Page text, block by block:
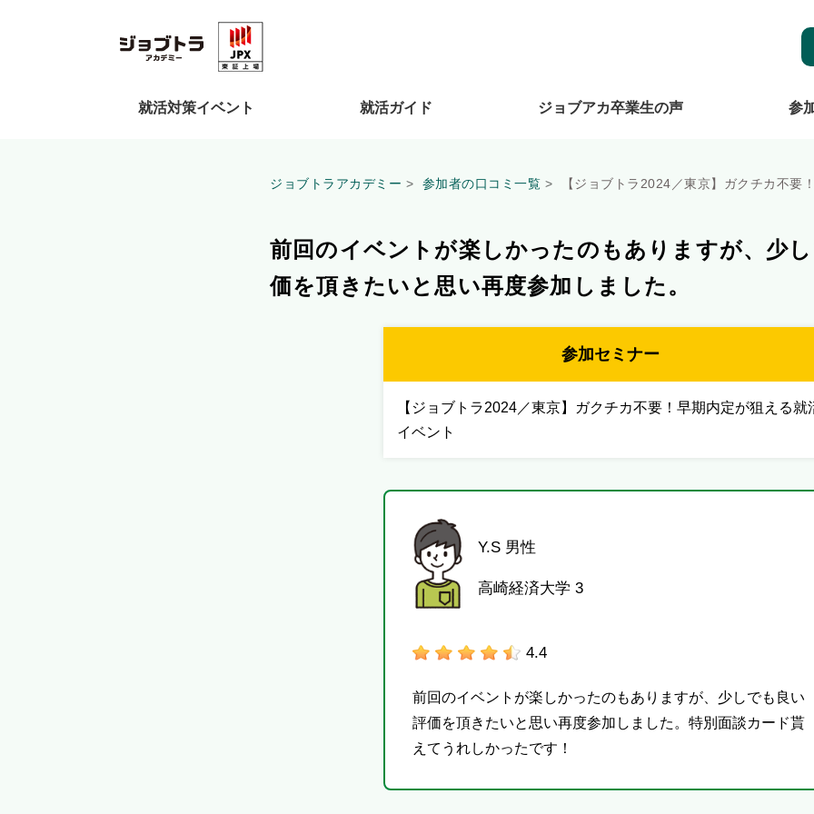
就活対策イベント 就活ガイド ジョブアカ卒業生の声 参
ジョブトラアカデミー 参加者の口コミ一覧 【ジョブトラ2024／東京】ガクチカ不要
前回のイベントが楽しかったのもありますが、少
価を頂きたいと思い再度参加しました。
参加セミナー
【ジョブトラ2024／東京】ガクチカ不要！早期内定が狙える就
イベント
Y.S 男性
高崎経済大学 3
4.4
前回のイベントが楽しかったのもありますが、少しでも良い
評価を頂きたいと思い再度参加しました。特別面談カード貰
えてうれしかったです！